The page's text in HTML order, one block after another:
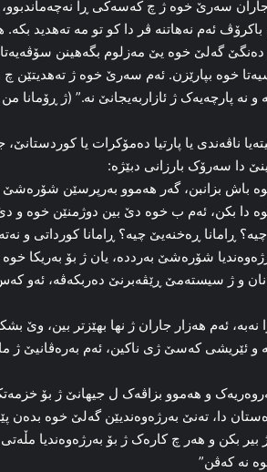
سه‌رێ خوە ژ چ که‌سه‌کی ڕا
ئه‌م نه‌هاتنه‌ ڤر دا کو تو مه‌ ته‌هدید بکه‌.
ده‌نگێ گه‌لێ خوه‌ یێ مەزلوم بگەھینن
خوه‌ بپارێزن. ئه‌م سه‌رێ خوه‌ ژ ته‌هدیتێن چ
پارچه‌یەک ژ ئازاربه‌یجانێ نه‌.” (ژ ڕۆمانا
1967.03.17 کۆمیته‌یا ناڤه‌ندی یا پارتیا ده‌مۆکرات یا
دا سه‌رۆک بارزانی دبێژه‌:
باش بزانبن، گه‌ر هه‌موو به‌رپرسێن
دا بکن، ئه‌م ب خوه‌ دێ بین دوژمنێن خوه‌ و
ڕامانا ڕه‌خنه‌یێ چیه‌؟ ڕامانا کورداتی و
شۆره‌شێ به‌ردده‌، یان ژ بۆ به‌ریکا خوه‌
و ژ سیسته‌مێ ڕێڤه‌برنێ ده‌ربکه‌ڤه‌، ئه‌و
ئه‌م هه‌زار جاران ژ نها بهێزتر بین، وێ
و ئێریشی که‌سێ ژی ناکین، ئه‌م به‌ره‌ڤانیێ ژ
و هه‌موو بزاڤه‌ک ل جیهانێ ژ بۆ
دا، ته‌نێ به‌رژه‌وه‌ندیێن گه‌لێ خوه‌ بده‌ن
بکن و هه‌ر چ کاره‌ک ژ بۆ به‌رژه‌وه‌ندیا
نه‌ که‌ڤن”